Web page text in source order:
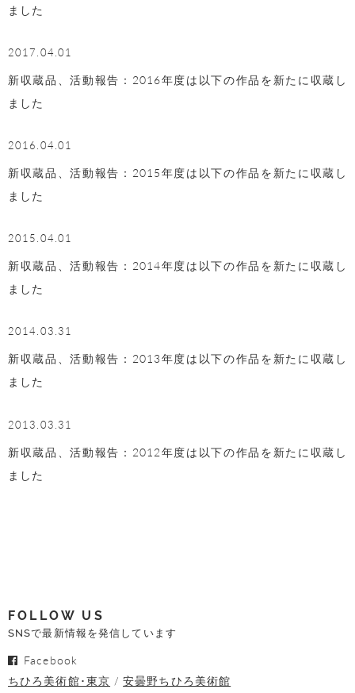
ました
2017.04.01
新収蔵品、活動報告：2016年度は以下の作品を新たに収蔵し
ました
2016.04.01
新収蔵品、活動報告：2015年度は以下の作品を新たに収蔵し
ました
2015.04.01
新収蔵品、活動報告：2014年度は以下の作品を新たに収蔵し
ました
2014.03.31
新収蔵品、活動報告：2013年度は以下の作品を新たに収蔵し
ました
2013.03.31
新収蔵品、活動報告：2012年度は以下の作品を新たに収蔵し
ました
FOLLOW US
SNSで最新情報を発信しています
Facebook
ちひろ美術館･東京
安曇野ちひろ美術館